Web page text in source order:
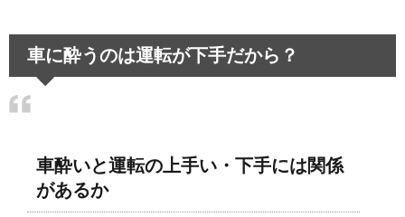
車に酔うのは運転が下手だから？
車酔いと運転の上手い・下手には関係
があるか